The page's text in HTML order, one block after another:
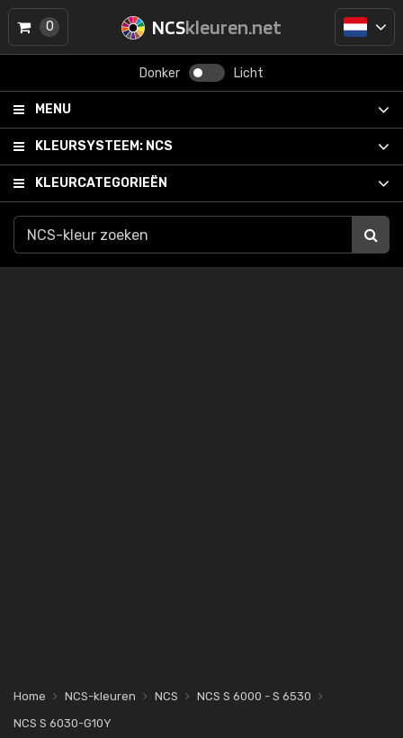
NCSkleuren.net
Donker Licht
MENU
KLEURSYSTEEM: NCS
KLEURCATEGORIEËN
0
Home NCS-kleuren NCS
NCS S 6000 - S 6530
NCS S 6030-G10Y